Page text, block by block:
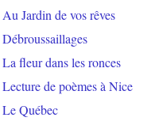
Au Jardin de vos rêves
Débroussaillages
La fleur dans les ronces
Lecture de poèmes à Nice
Le Québec